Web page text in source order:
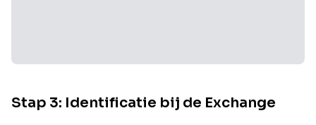
Stap 3: Identificatie bij de Exchange